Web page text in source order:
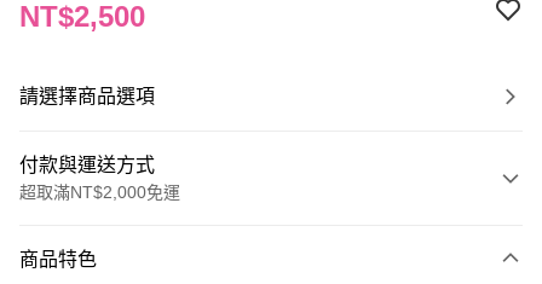
NT$2,500
請選擇商品選項
付款與運送方式
超取滿NT$2,000免運
信用卡一次付款
商品特色